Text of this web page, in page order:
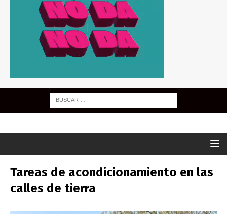
Tareas de acondicionamiento en las
calles de tierra